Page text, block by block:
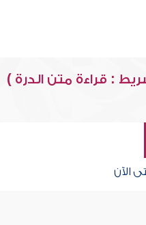
: قراءة متن الدرة )
الآن